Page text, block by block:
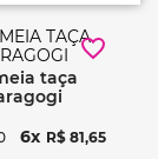
6 R$ 81,65